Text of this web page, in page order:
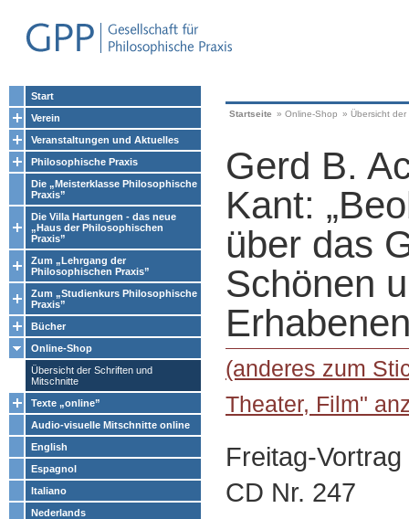
Start
Verein
Veranstaltungen und Aktuelles
Philosophische Praxis
Die „Meisterklasse Philosophische
Praxis”
Die Villa Hartungen - das neue
„Haus der Philosophischen
Praxis”
Zum „Lehrgang der
Philosophischen Praxis”
Zum „Studienkurs Philosophische
Praxis”
Bücher
Online-Shop
Übersicht der Schriften und
Mitschnitte
Texte „online”
Audio-visuelle Mitschnitte online
English
Espagnol
Italiano
Nederlands
Startseite » Online-Shop » Übersicht
Gerd B.
Kant:
über das
Schönen
(anderes zum
Theater, Film"
Freitag-
CD Nr. 247